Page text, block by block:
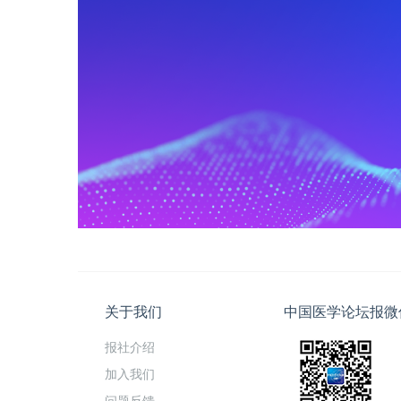
关于我们
报社介绍
加入我们
中国医学论坛报